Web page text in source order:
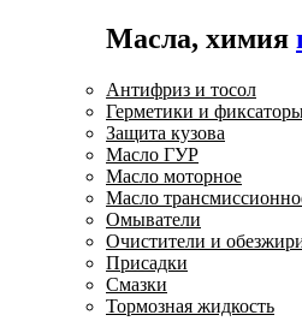
Масла, химия
Антифриз и тосол
Герметики и
Защита кузова
Масло ГУР
Масло моторное
Масло
Омыватели
Очистители и
Присадки
Смазки
Тормозная жидкость